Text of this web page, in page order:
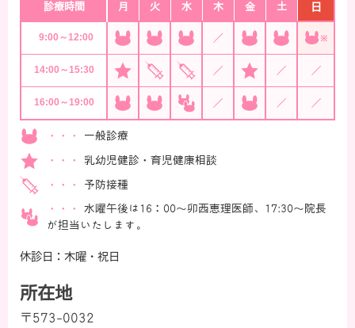
診療時間 月 火 水 木 金 土 日
9:00 ～12:00
14:00 ～15:30
16:00 ～19:00
一般診療
乳幼児健診・育児健康相談
予防接種
水曜午後は16：00～卯西恵理医師、17:30～院長
が担当いたします。
休診日：木曜・祝日
所在地
〒573-0032